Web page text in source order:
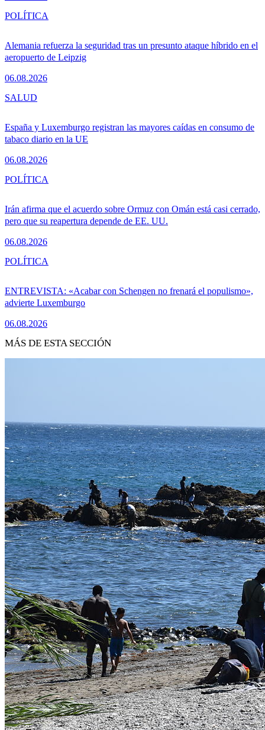
Alemania refuerza la seguridad tras un presunto ataque híbrido en el
aeropuerto de Leipzig
06.08.2026
POLÍTICA
España y Luxemburgo registran las mayores caídas en consumo de
tabaco diario en la UE
06.08.2026
SALUD
Irán afirma que el acuerdo sobre Ormuz con Omán está casi cerrado,
pero que su reapertura depende de EE. UU.
06.08.2026
POLÍTICA
ENTREVISTA: «Acabar con Schengen no frenará el populismo»,
advierte Luxemburgo
06.08.2026
POLÍTICA
MÁS DE ESTA SECCIÓN